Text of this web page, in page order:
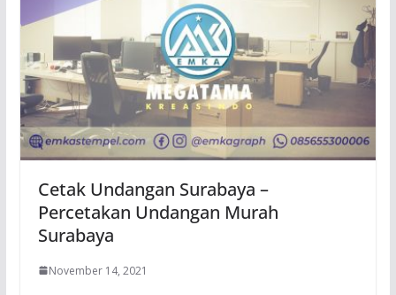
Cetak Undangan Surabaya –
Percetakan Undangan Murah
Surabaya
November 14, 2021